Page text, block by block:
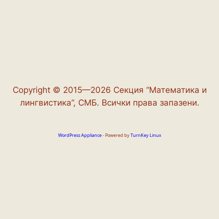
Copyright © 2015—2026 Секция “Математика и
лингвистика”, СМБ. Всички права запазени.
WordPress Appliance- Powered byTurnKey Linux